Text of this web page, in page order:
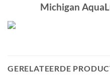
Michigan
GERELATEERDE